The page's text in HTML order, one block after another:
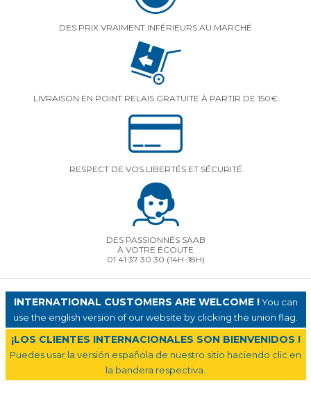
DES PRIX VRAIMENT INFÉRIEURS AU MARCHÉ
LIVRAISON EN POINT RELAIS GRATUITE À PARTIR DE 150€
RESPECT DE VOS LIBERTÉS ET SÉCURITÉ
DES PASSIONNÉS SAAB
À VOTRE ÉCOUTE
01 41 37 30 30 (14H-18H)
INTERNATIONAL CUSTOMERS ARE WELCOME !You can
use the english version of our website by clicking the union flag.
¡LOS CLIENTES INTERNACIONALES SON BIENVENIDOS !
Puedes usar la versión española de nuestro sitio haciendo clic en
la bandera respectiva.